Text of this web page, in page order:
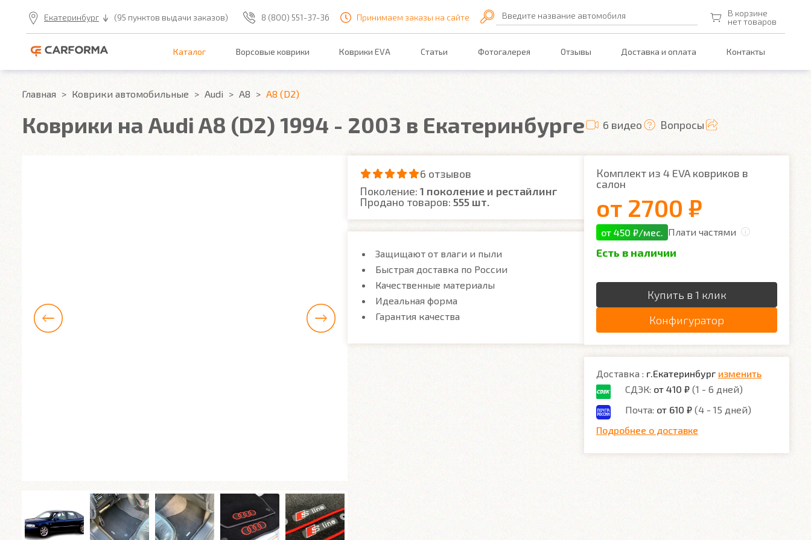
Екатеринбург (95 пунктов выдачи заказов) 8 (800) 551-37-36 Принимаем заказы на сайте Введите название автомобиля
В корзине
нет товаров
Каталог Ворсовые коврики Коврики EVA Статьи Фотогалерея Отзывы Доставка и оплата Контакты
Главная Коврики автомобильные Audi A8 A8 (D2)
Коврики на Audi A8 (D2) 1994 - 2003 в Екатеринбурге 6 видео Вопросы
6 отзывов
Поколение: 1 поколение и рестайлинг
Продано товаров: 555 шт.
Защищают от влаги и пыли
Быстрая доставка по России
Качественные материалы
Идеальная форма
Гарантия качества
Комплект из 4 EVA ковриков в
салон
от 2700 ₽
от 450 ₽/мес. Плати частями
Есть в наличии
Купить в 1 клик
Конфигуратор
Доставка : г.Екатеринбург изменить
СДЭК: от 410 ₽ (1 - 6 дней)
Почта: от 610 ₽ (4 - 15 дней)
Подробнее о доставке